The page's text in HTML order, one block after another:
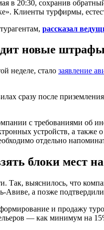
в 20:30, сохранив
Клиенты турфирмы,
рассказал
новые
неделе, стало заявление
сразу после
с требованиями об
устройств, а
отдельно
блоки мест
Так, выяснилось, что
а позже
формирование и продажу
— как минимум на